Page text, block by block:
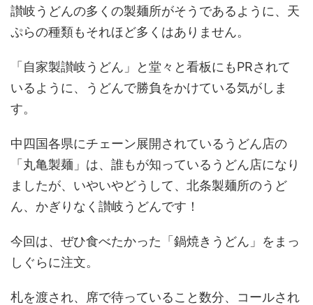
讃岐うどんの多くの製麺所がそうであるように、天
ぷらの種類もそれほど多くはありません。
「自家製讃岐うどん」と堂々と看板にもPRされて
いるように、うどんで勝負をかけている気がしま
す。
中四国各県にチェーン展開されているうどん店の
「丸亀製麺」は、誰もが知っているうどん店になり
ましたが、いやいやどうして、北条製麺所のうど
ん、かぎりなく讃岐うどんです！
今回は、ぜひ食べたかった「鍋焼きうどん」をまっ
しぐらに注文。
札を渡され、席で待っていること数分、コールされ